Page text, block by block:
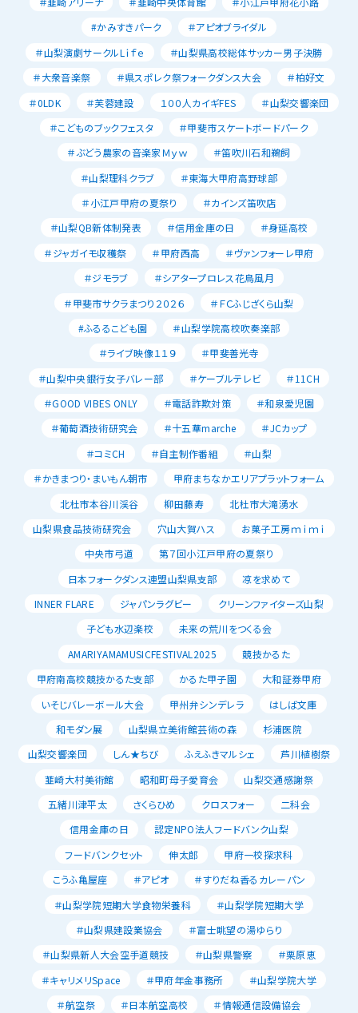
#かみすきパーク
＃アピオブライダル
＃山梨演劇サークルLｉｆｅ
＃山梨県高校総体サッカー男子決勝
＃大衆音楽祭
＃県スポレク祭フォークダンス大会
＃柏好文
＃0LDK
＃芙蓉建設 １００人カイギFES
＃山梨交響楽団
＃こどものブックフェスタ
＃甲斐市スケートボードパーク
＃ぶどう農家の音楽家Ｍｙｗ
＃笛吹川石和鵜飼
＃山梨理科クラブ
＃東海大甲府高野球部
＃小江戸甲府の夏祭り
＃カインズ笛吹店
＃山梨QB新体制発表
＃信用金庫の日
＃身延高校
＃ジャガイモ収穫祭
＃甲府西高
＃ヴァンフォーレ甲府
＃ジモラブ
＃シアタープロレス花鳥風月
＃甲斐市サクラまつり２０２６
＃ＦＣふじざくら山梨
#ふるるこども園
＃山梨学院高校吹奏楽部
＃ライブ映像１１９
＃甲斐善光寺
＃山梨中央銀行女子バレー部
＃ケーブルテレビ
＃11CH
＃GOOD VIBES ONLY
＃電話詐欺対策
＃和泉愛児園
＃葡萄酒技術研究会
＃十五華marche
＃JCカップ
＃コミCH
＃自主制作番組
＃山梨
＃かきまつり・まいもん朝市
甲府まちなかエリアプラットフォーム
北杜市本谷川渓谷
柳田藤寿
北杜市大滝湧水
山梨県食品技術研究会
穴山大賀ハス
お菓子工房ｍｉｍｉ
中央市弓道
第７回小江戸甲府の夏祭り
日本フォークダンス連盟山梨県支部
凉を求めて
INNER FLARE
ジャパンラグビー
クリーンファイターズ山梨
子ども水辺楽校
未来の荒川をつくる会
AMARIYAMAMUSICFESTIVAL2025
競技かるた
甲府南高校競技かるた支部
かるた甲子園
大和証券甲府
いそじバレーボール大会
甲州弁シンデレラ
はしば文庫
和モダン展
山梨県立美術館芸術の森
杉浦医院
山梨交響楽団
しん★ちび ふえふきマルシェ
芦川植樹祭
韮崎大村美術館
昭和町母子愛育会
山梨交通感謝祭
五緒川津平太
さくらひめ クロスフォー
二科会
信用金庫の日
認定NPO法人フードバンク山梨
フードバンクセット
伸太郎
甲府一校探求科
こうふ亀屋座
＃アピオ
＃すりだね香るカレーパン
＃山梨学院短期大学食物栄養科
＃山梨学院短期大学
＃山梨県建設業協会
＃富士眺望の湯ゆらり
＃山梨県新人大会空手道競技
＃山梨県警察
＃栗原恵
＃キャリメリSpace
＃甲府年金事務所
＃山梨学院大学
＃航空祭
＃日本航空高校
＃情報通信設備協会